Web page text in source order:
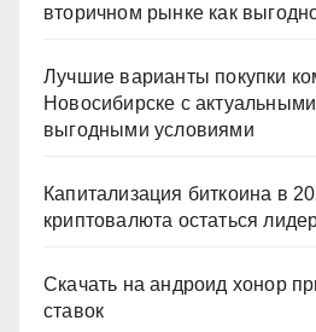
вторичном рынке как
Лучшие варианты покупки
Новосибирске с
выгодными условиями
Капитализация биткоина в
криптовалюта остаться
Скачать на андроид хонор
ставок